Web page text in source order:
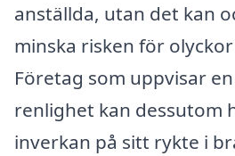
anställda, utan det kan
minska risken för
Företag som uppvisar
renlighet kan dessutom
inverkan på sitt rykte i